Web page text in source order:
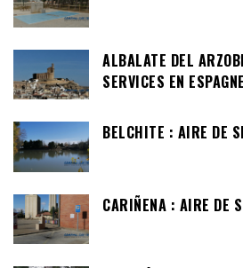
ALBALATE DEL
SERVICES EN ESPAGNE
BELCHITE : AIRE DE
CARIÑENA : AIRE DE